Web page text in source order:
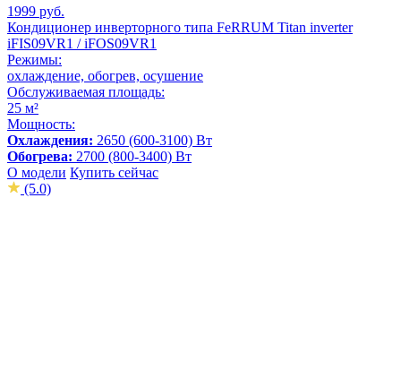
1999 руб.
Кондиционер инверторного типа FeRRUM Titan inverter
iFIS09VR1 / iFOS09VR1
Режимы:
охлаждение, обогрев, осушение
Обслуживаемая площадь:
25 м²
Мощность:
Охлаждения: 2650 (600-3100) Вт
Обогрева: 2700 (800-3400) Вт
О модели Купить сейчас
(5.0)